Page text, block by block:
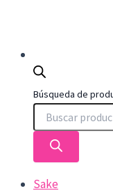
Búsqueda de
Sake